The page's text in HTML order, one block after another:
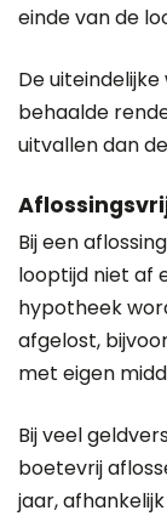
einde van de
De
behaalde
uitvallen dan
Bij een
looptijd niet af
hypotheek
afgelost,
met eigen
Bij veel
boetevrij
jaar,